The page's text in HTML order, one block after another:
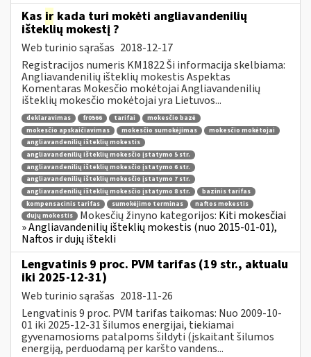
Kas ir kada turi mokėti angliavandenilių
išteklių mokestį ?
Web turinio sąrašas 2018-12-17
Registracijos numeris KM1822 Ši informacija skelbiama:
Angliavandenilių išteklių mokestis Aspektas
Komentaras Mokesčio mokėtojai Angliavandenilių
išteklių mokesčio mokėtojai yra Lietuvos...
deklaravimas fr0566 tarifai
mokesčio bazė
mokesčio apskaičiavimas
mokesčio sumokėjimas
mokesčio mokėtojai
angliavandenilių išteklių mokestis
angliavandenilių išteklių mokesčio įstatymo 5 str.
angliavandenilių išteklių mokesčio įstatymo 6 str.
angliavandenilių išteklių mokesčio įstatymo 7 str.
angliavandenilių išteklių mokesčio įstatymo 8 str.
bazinis tarifas
kompensacinis tarifas
sumokėjimo terminas
naftos mokestis
dujų mokestis
Mokesčių žinyno kategorijos: Kiti mokesčiai
» Angliavandenilių išteklių mokestis (nuo 2015-01-01),
Naftos ir dujų ištekli
Lengvatinis 9 proc. PVM tarifas (19 str., aktualu
iki 2025-12-31)
Web turinio sąrašas 2018-11-26
Lengvatinis 9 proc. PVM tarifas taikomas: Nuo 2009-10-
01 iki 2025-12-31 šilumos energijai, tiekiamai
gyvenamosioms patalpoms šildyti (įskaitant šilumos
energiją, perduodamą per karšto vandens...